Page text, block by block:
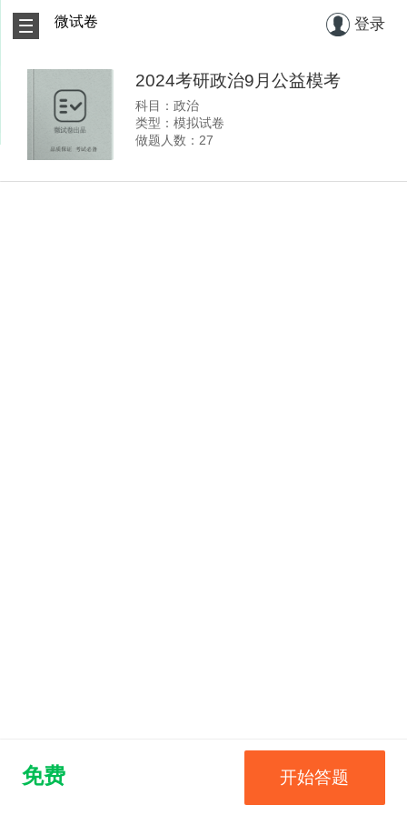
微试卷 登录
2024考研政治9月公益模考
科目：政治
类型：模拟试卷
做题人数：27
免费 开始答题